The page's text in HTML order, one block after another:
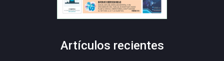
Artículos recientes